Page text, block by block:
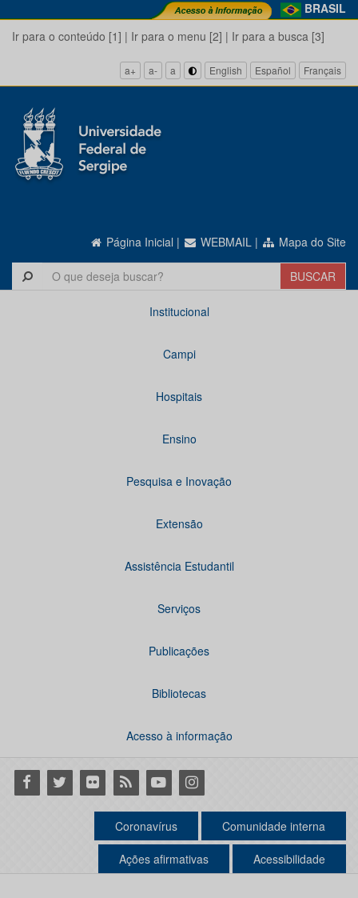
BRASIL
Ir para o conteúdo [1] | Ir para o menu [2] | Ir para a busca [3]
a+ a- a English Español Français
Página Inicial | WEBMAIL | Mapa do Site
Institucional
Campi
Hospitais
Ensino
Pesquisa e Inovação
Extensão
Assistência Estudantil
Serviços
Publicações
Bibliotecas
Acesso à informação
Facebook
Twitter Flickr RSS YoutubeInstagram
Coronavírus Comunidade interna
Ações afirmativas Acessibilidade